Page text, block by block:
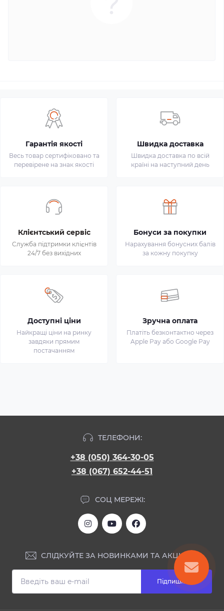
Гарантія якості
Весь товар сертифіковано та
перевірене на знак якості
Швидка доставка
Швидка доставка по всій
країні на наступний день
Клієнтський сервіс
Служба підтримки клієнтів
24/7 без вихідних
Бонуси за покупки
Нарахування бонусних балів
за кожну покупку
Доступні ціни
Найкращі ціни на ринку
завдяки прямим
постачанням
Зручна оплата
Платіть безконтактно через
Apple Pay або Google Pay
ТЕЛЕФОНИ:
+38 (050) 364-30-05
+38 (067) 652-44-51
СОЦ МЕРЕЖІ:
СЛІДКУЙТЕ ЗА НОВИНКАМИ ТА АКЦІЯМИ:
Підпишіться